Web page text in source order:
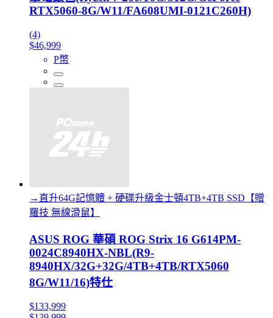
RTX5060-8G/W11/FA608UMI-0121C260H)
(4)
$46,999
P幣
→直升64G記憶體 + 硬碟升級金士頓4TB+4TB SSD【贈
羅技 無線滑鼠】
ASUS ROG 華碩 ROG Strix 16 G614PM-
0024C8940HX-NBL(R9-
8940HX/32G+32G/4TB+4TB/RTX5060
8G/W11/16)特仕
$133,999